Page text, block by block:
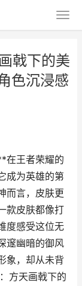
戟下的美
色沉浸感
在王者荣耀的
成为英雄的第
而言，皮肤更
款皮肤都像打
度感受这位无
邃幽暗的御风
象，却从未背
方天画戟下的